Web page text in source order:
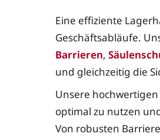
Eine effiziente
Geschäftsabläufe.
Barrieren,
und gleichzeitig die
Unsere
optimal zu nutzen
Von robusten